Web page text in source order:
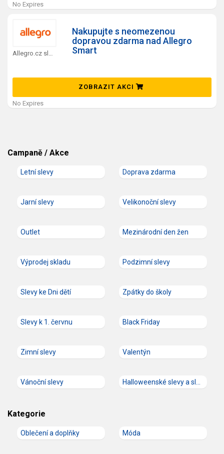
No Expires
Nakupujte s neomezenou
dopravou zdarma nad Allegro
Smart
ZOBRAZIT AKCI
No Expires
Campaně / Akce
Letní slevy Doprava zdarma
Jarní slevy Velikonoční slevy
Outlet Mezinárodní den žen
Výprodej skladu Podzimní slevy
Slevy ke Dni dětí Zpátky do školy
Slevy k 1. červnu Black Friday
Zimní slevy Valentýn
Vánoční slevy
Kategorie
Oblečení a doplňky Móda